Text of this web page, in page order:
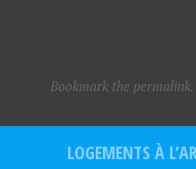
Bookmark the permalink.
LOGEMENTS À